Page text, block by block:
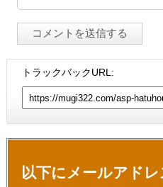
トラックバックURL:
以下にメールアド